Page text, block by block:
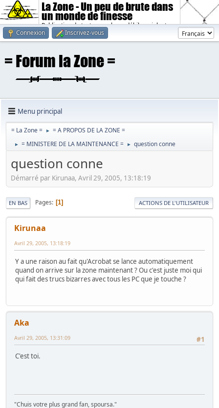
La Zone - Un peu de brute dans
un monde de finesse
Publication de textes sombres, débiles, violents.
Connexion
Inscrivez-vous
Menu principal
= La Zone = ► = A PROPOS DE LA ZONE =
► = MINISTERE DE LA MAINTENANCE = ► question conne
question conne
Démarré par Kirunaa, Avril 29, 2005, 13:18:19
EN BAS Pages 1 ACTIONS DE L'UTILISATEUR
Kirunaa
Avril 29, 2005, 13:18:19
Y a une raison au fait qu'Acrobat se lance automatiquement
quand on arrive sur la zone maintenant ? Ou c'est juste moi qui
qui fait des trucs bizarres avec tous les PC que je touche ?
Aka
#1
Avril 29, 2005, 13:31:09
C'est toi.
"Chuis votre plus grand fan, spoursa."